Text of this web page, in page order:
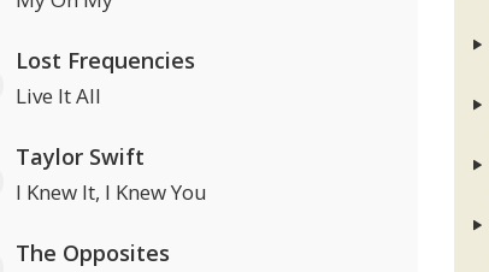
Lost Frequencies
Live It All
Taylor Swift
I Knew It, I Knew You
The Opposites